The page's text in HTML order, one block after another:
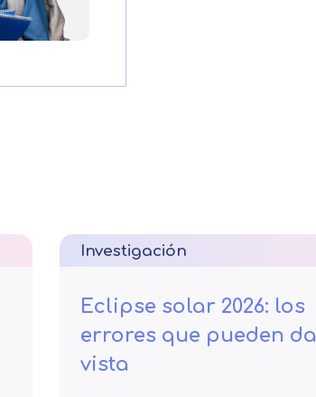
Investigación
Eclipse solar 2026: los
errores que pueden
vista